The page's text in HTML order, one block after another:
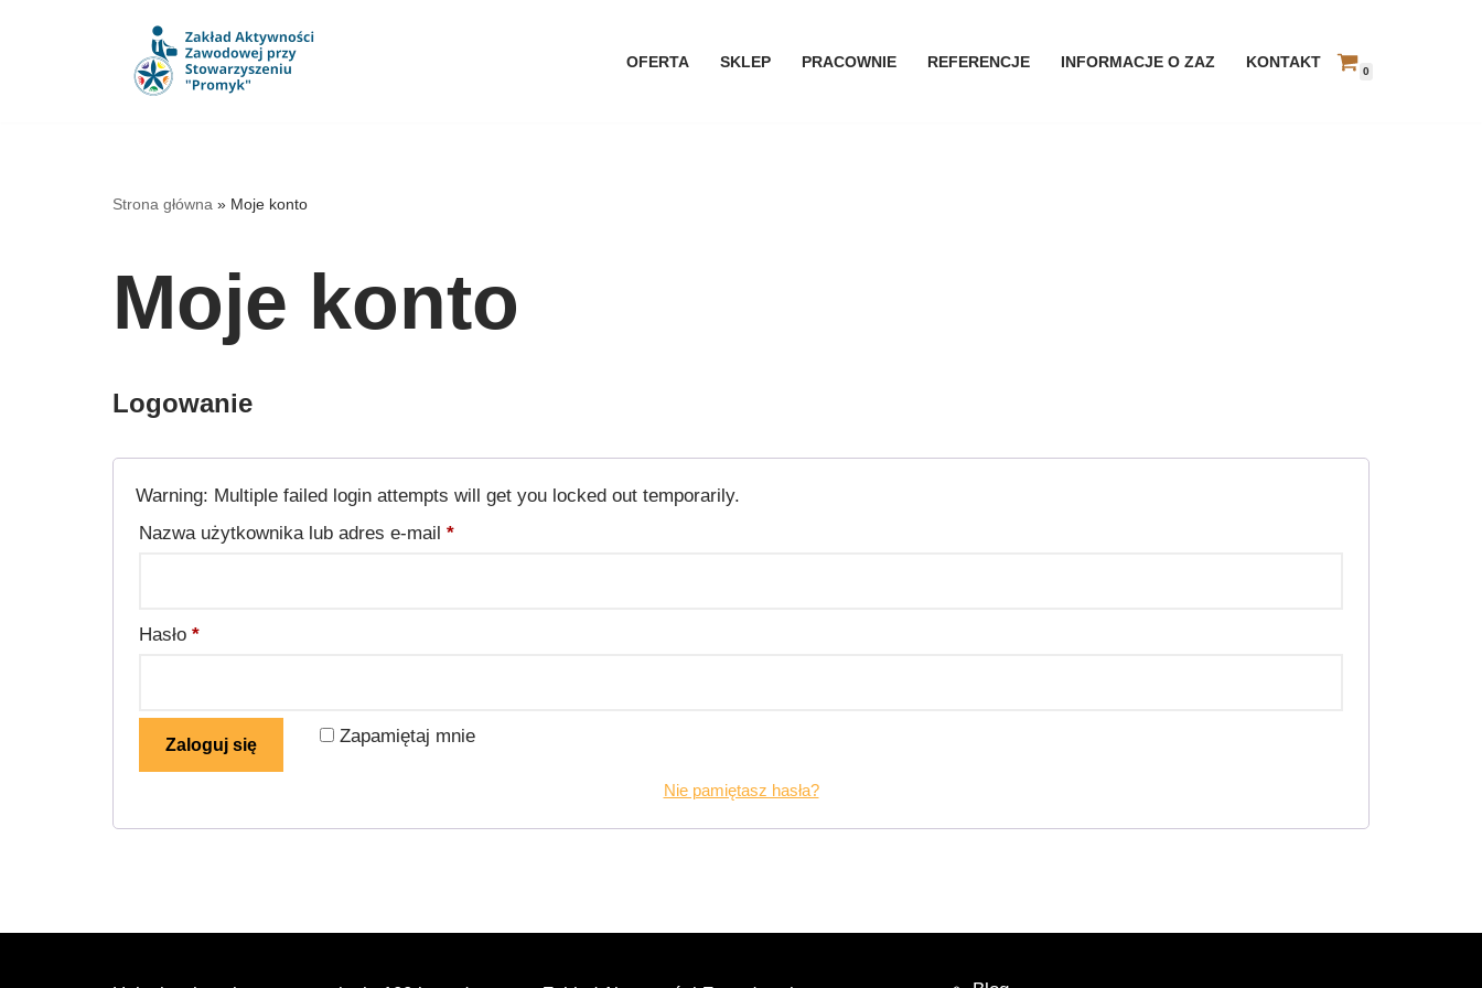
OFERTA SKLEP PRACOWNIE REFERENCJE INFORMACJE O ZAZ KONTAKT
0
Strona główna » Moje konto
Moje konto
Logowanie
Warning: Multiple failed login attempts will get you locked out temporarily.
Nazwa użytkownika lub adres e-mail *
Hasło *
Zapamiętaj mnie
Zaloguj się
Nie pamiętasz hasła?